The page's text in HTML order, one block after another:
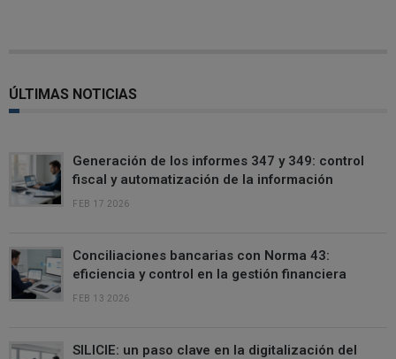
ÚLTIMAS NOTICIAS
Generación de los informes 347 y 349: control
fiscal y automatización de la información
FEB 17 2026
Conciliaciones bancarias con Norma 43:
eficiencia y control en la gestión financiera
FEB 13 2026
SILICIE: un paso clave en la digitalización del